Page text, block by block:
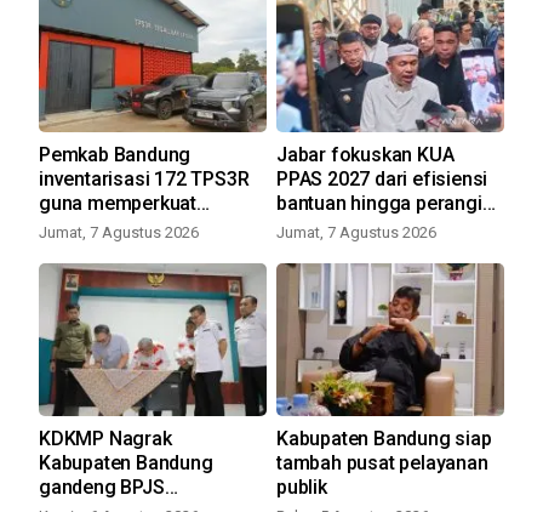
Pemkab Bandung
inventarisasi 172 TPS3R
guna memperkuat
pengelolaan sampah
Jumat, 7 Agustus 2026
Jabar fokuskan KUA
PPAS 2027 dari efisiensi
bantuan hingga perangi
Tramadol
Jumat, 7 Agustus 2026
KDKMP Nagrak
Kabupaten Bandung
gandeng BPJS
Kabupaten Bandung siap
tambah pusat pelayanan
publik